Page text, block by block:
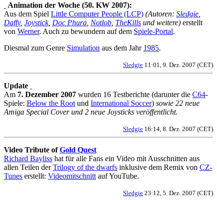
Animation der Woche (50. KW 2007):
Aus dem Spiel Little Computer People (LCP) (Autoren: Sledgie
Daffy, Joystick, Doc Phura Notlob TheKills und weitere) erstellt
von Werner. Auch zu bewundern auf dem Spiele-Portal.
Diesmal zum Genre Simulation aus dem Jahr 1985.
Sledgie 11:01, 9. Dez. 2007 (CET)
Update
Am 7. Dezember 2007 wurden 16 Testberichte (darunter die C64-
Spiele: Below the Root und International Soccer) sowie 22 neue
Amiga Special Cover und 2 neue Joysticks veröffentlicht.
Sledgie 16:14, 8. Dez. 2007 (CET)
Video Tribute ofGold Quest
Richard Bayliss hat für alle Fans ein Video mit Ausschnitten aus
allen Teilen derTrilogy of the dwarfs inklusive dem Remix von CZ-
Tunes erstellt: Videomitschnitt auf YouTube.
Sledgie 23:12, 5. Dez. 2007 (CET)